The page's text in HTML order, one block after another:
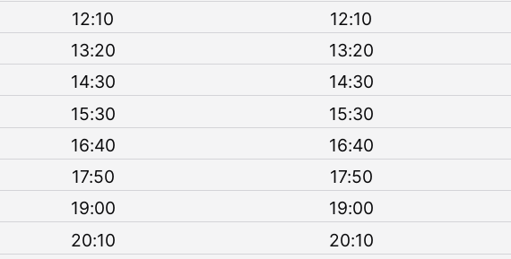
12:10
12:10
13:20
13:20
14:30
14:30
15:30
15:30
16:40
16:40
17:50
17:50
19:00
19:00
20:10
20:10